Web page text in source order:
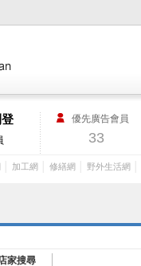
優先廣告會員
33
加工網 修繕網 野外生活網
家搜尋